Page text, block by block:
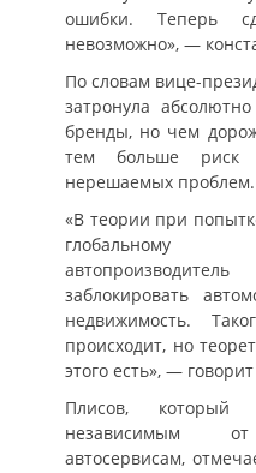
ошибки. Теперь
невозможно», —
По словам вице-
затронула
бренды, но чем
тем больше риск
нерешаемых проблем.
«В теории при
глобальному
заблокировать
недвижимость.
происходит, но
этого есть», —
Плисов,
независимым от
автосервисам,